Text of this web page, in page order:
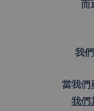
而
我
當我們
我們